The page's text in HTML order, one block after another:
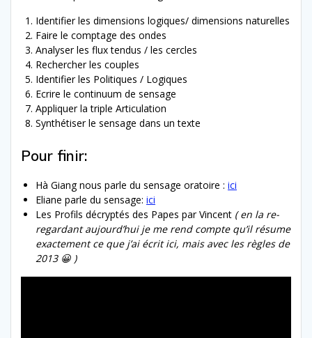
Identifier les dimensions logiques/ dimensions naturelles
Faire le comptage des ondes
Analyser les flux tendus / les cercles
Rechercher les couples
Identifier les Politiques / Logiques
Ecrire le continuum de sensage
Appliquer la triple Articulation
Synthétiser le sensage dans un texte
Pour finir:
Hà Giang nous parle du sensage oratoire : ici
Eliane parle du sensage: ici
Les Profils décryptés des Papes par Vincent ( en la re-
regardant aujourd’hui je me rend compte qu’il résume
exactement ce que j’ai écrit ici, mais avec les règles de
2013 😀 )